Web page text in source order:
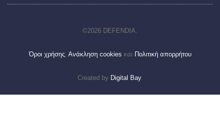
©2026 DEFENDIA.
Όροι χρήσης, Ανάκληση cookies και Πολιτική απορρήτου
Created by Digital Bay.